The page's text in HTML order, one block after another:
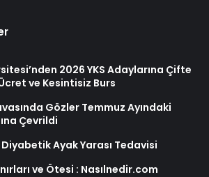
2026 YKS Adaylarına Çifte
ve Kesintisiz Burs
Gözler Temmuz Ayındaki
Çevrildi
Ayak Yarası Tedavisi
ve Ötesi : Nasılnedir.com